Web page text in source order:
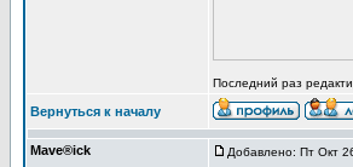
Последний раз
Вернуться к началу
Mave®ick Добавлено: Пт Окт